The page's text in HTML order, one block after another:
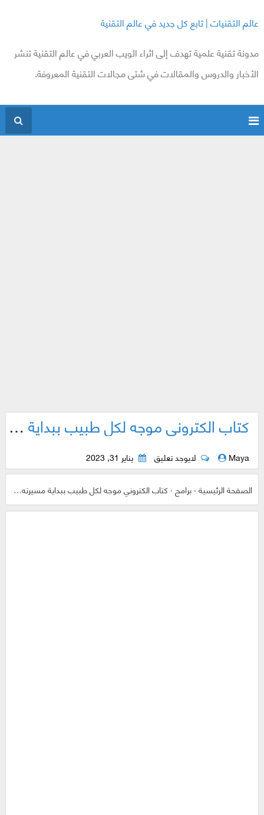
عالم التقنيات | تابع كل جديد في عالم التقنية
مدونة تقنية علمية تهدف إلى اثراء الويب العربي في عالم التقنية تنشر
الأخبار والدروس والمقالات في شتى مجالات التقنية المعروفة.
كتاب الكتروني موجه لكل طبيب ببداية مسيرته المهنية في هذا التطبيق
Maya لايوجد تعليق يناير 31, 2023
الصفحة الرئيسية›برامح›كتاب الكتروني موجه لكل طبيب ببداية مسيرته المهنية في هذا التطبيق